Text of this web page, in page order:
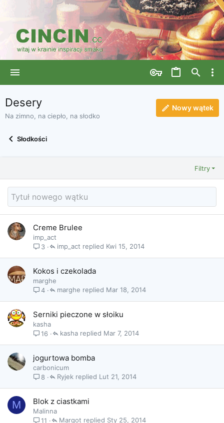
Desery
Na zimno, na ciepło, na słodko
Nowy wątek
Słodkości
Filtry
Creme Brulee
imp_act
3
Kwi 15, 2014
imp_act
Kokos i czekolada
marghe
4
Mar 18, 2014
marghe
Serniki pieczone w słoiku
kasha
16
Mar 7, 2014
kasha
jogurtowa bomba
carbonicum
8
Lut 21, 2014
Ryjek
M Blok z ciastkami
Malinna
11
Sty 25, 2014
Margot